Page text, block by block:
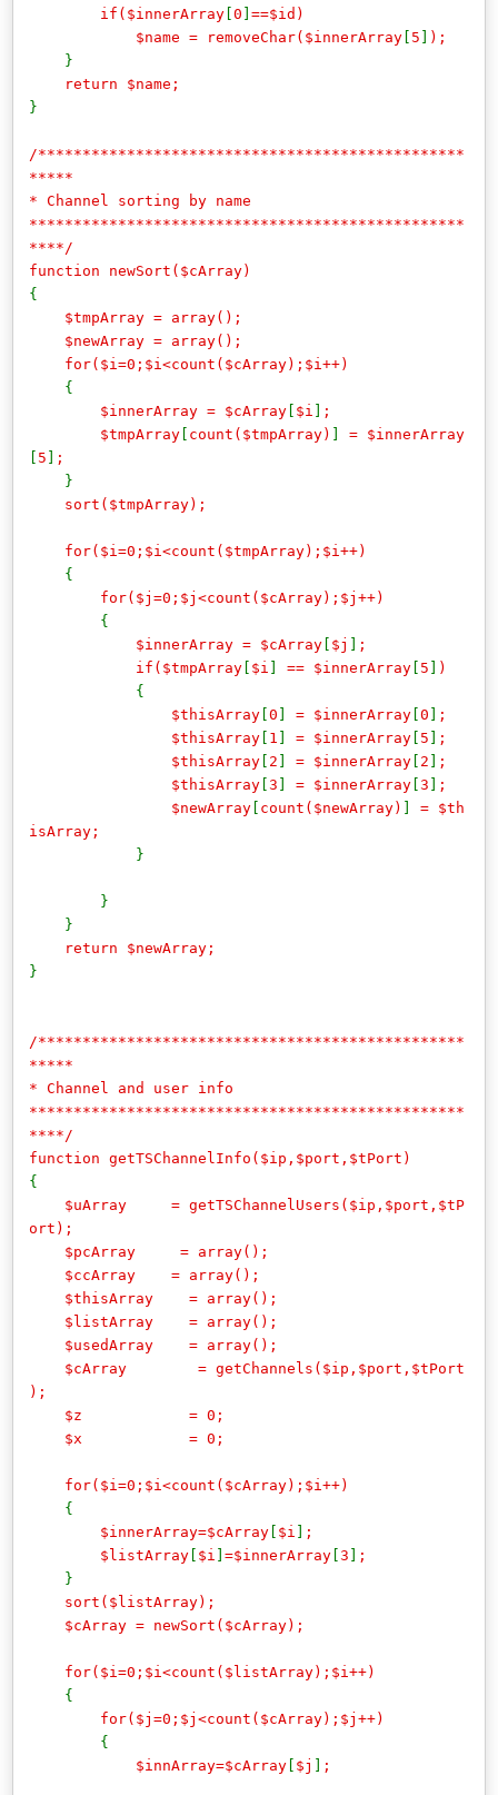
if($innerArray [0 ]==$id)
$name = removeChar($innerArray [ 5 ] );
}
return $name;
}
/************************************************
*****
* Channel sorting by name
*************************************************
****/
function newSort($cArray)
{
$tmpArray = array();
$newArray = array();
for($i=0;$i<count($cArray);$i++)
{
$innerArray = $cArray [ $i ] ;
$tmpArray [ count($tmpArray) ]
= $innerArray
[ 5 ] ;
}
sort($tmpArray);
for($i=0;$i<count($tmpArray);$i++)
{
for($j=0;$j<count($cArray);$j++)
{
$innerArray = $cArray [ $j ] ;
if($tmpArray [ $i ] == $innerArray [ 5 ] )
{
$thisArray [0 ] = $innerArray [0 ] ;
$thisArray [ 1 ] = $innerArray [ 5 ] ;
$thisArray [ 2 ] = $innerArray [ 2 ] ;
$thisArray [3 ] = $innerArray [3 ] ;
$newArray [ count($newArray) ]
= $th
isArray;
}
}
}
return $newArray;
}
/************************************************
*****
* Channel and user info
*************************************************
****/
function getTSChannelInfo($ip,$port,$tPort)
{
$uArray = getTSChannelUsers($ip,$port,$tP
ort);
$pcArray = array();
$ccArray = array();
$thisArray = array();
$listArray = array();
$usedArray = array();
$cArray = getChannels($ip,$port,$tPort
);
$z = 0;
$x = 0;
for($i=0;$i<count($cArray);$i++)
{
$innerArray=$cArray [ $i ] ;
$listArray [ $i ]=$innerArray [3 ] ;
}
sort($listArray);
$cArray = newSort($cArray);
for($i=0;$i<count($listArray);$i++)
{
for($j=0;$j<count($cArray);$j++)
{
$innArray=$cArray [ $j ] ;